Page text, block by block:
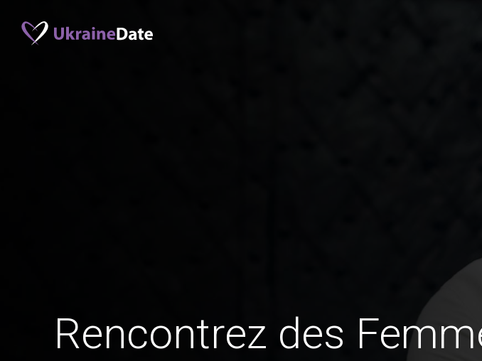
Rencontrez des